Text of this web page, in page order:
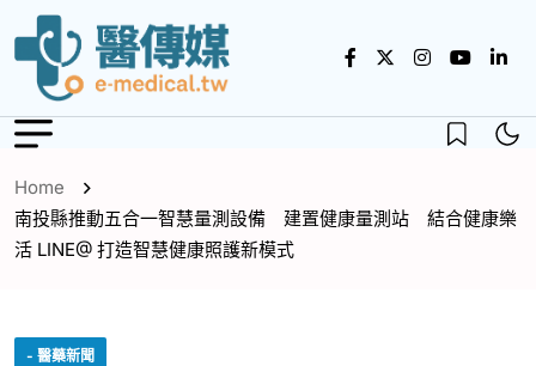
Home
南投縣推動五合一智慧量測設備 建置健康量測站 結合健康樂
活 LINE@ 打造智慧健康照護新模式
- 醫藥新聞